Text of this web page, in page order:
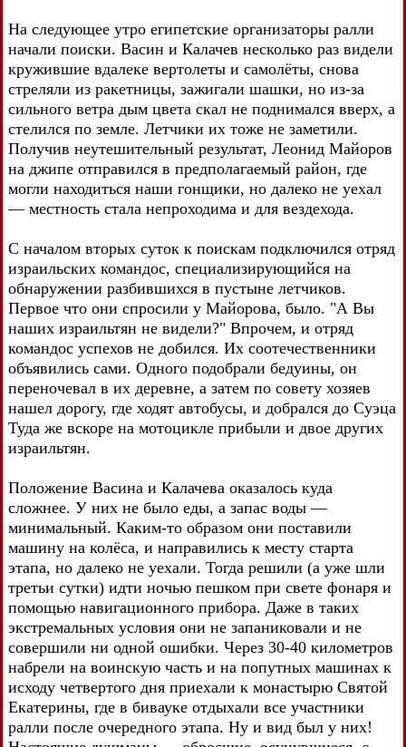
На следующее утро египетские организаторы ралли
начали поиски. Васин и Калачев несколько раз видели
кружившие вдалеке вертолеты и самолёты, снова
стреляли из ракетницы, зажигали шашки, но из-за
сильного ветра дым цвета скал не поднимался вверх, а
стелился по земле. Летчики их тоже не заметили.
Получив неутешительный результат, Леонид Майоров
на джипе отправился в предполагаемый район, где
могли находиться наши гонщики, но далеко не уехал
— местность стала непроходима и для вездехода.
С началом вторых суток к поискам подключился отряд
израильских командос, специализирующийся на
обнаружении разбившихся в пустыне летчиков.
Первое что они спросили у Майорова, было. "А Вы
наших израильтян не видели?" Впрочем, и отряд
командос успехов не добился. Их соотечественники
объявились сами. Одного подобрали бедуины, он
переночевал в их деревне, а затем по совету хозяев
нашел дорогу, где ходят автобусы, и добрался до Суэца
Туда же вскоре на мотоцикле прибыли и двое других
израильтян.
Положение Васина и Калачева оказалось куда
сложнее. У них не было еды, а запас воды —
минимальный. Каким-то образом они поставили
машину на колёса, и направились к месту старта
этапа, но далеко не уехали. Тогда решили (а уже шли
третьи сутки) идти ночью пешком при свете фонаря и
помощью навигационного прибора. Даже в таких
экстремальных условия они не запаниковали и не
совершили ни одной ошибки. Через 30-40 километров
набрели на воинскую часть и на попутных машинах к
исходу четвертого дня приехали к монастырю Святой
Екатерины, где в бивауке отдыхали все участники
ралли после очередного этапа. Ну и вид был у них!